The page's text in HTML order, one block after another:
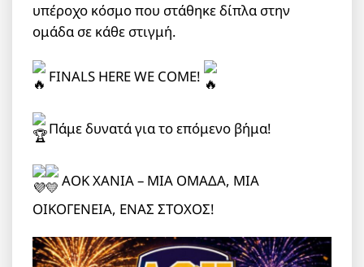
υπέροχο κόσμο που στάθηκε δίπλα στην
ομάδα σε κάθε στιγμή.
FINALS HERE WE COME!
Πάμε δυνατά για το επόμενο βήμα!
ΑΟΚ ΧΑΝΙΑ – ΜΙΑ ΟΜΑΔΑ, ΜΙΑ
ΟΙΚΟΓΕΝΕΙΑ, ΕΝΑΣ ΣΤΟΧΟΣ!